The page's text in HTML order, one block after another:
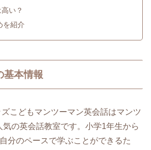
い？
を紹介
基本情報
こどもマンツーマン英会話はマンツ
気の英会話教室です。小学1年生から
分のペースで学ぶことができるた